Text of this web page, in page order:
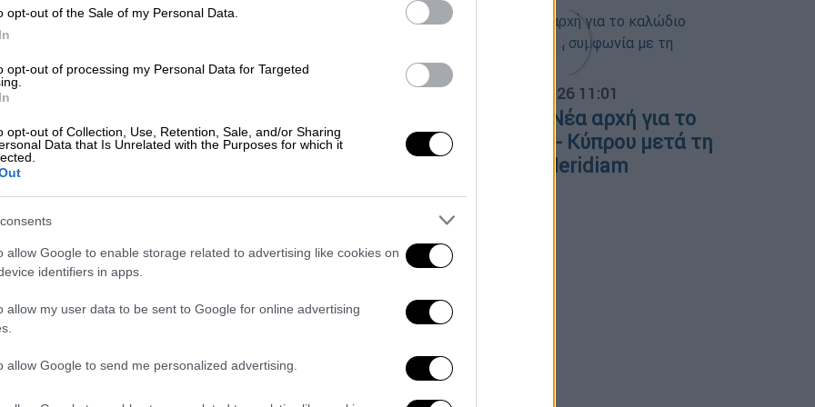
opt-out of the Sale of my Personal Data.
opt-out of processing my Personal Data for Targeted
opt-out of Collection, Use, Retention, Sale, and/or Sharing
Data that Is Unrelated with the Purposes for which it
allow Google to enable storage related to advertising like cookies on
identifiers in apps.
allow my user data to be sent to Google for online advertising
allow Google to send me personalized advertising.
Wednesday Addams
στην Οικογένεια Addams από το 1964
έως το 1966
Θα υπάρξει δεύτερη σεζόν του
Wednesday; Η μεγάλη αποκάλυψη
των δημιουργών για όσα
περιμένουμε!
Ώρα Ελλάδος... 06.08.2026 11:01
Σ. Παπασταύρου: Νέα αρχή για το
καλώδιο Ελλάδας - Κύπρου μετά τη
συμφωνία με τη Meridiam